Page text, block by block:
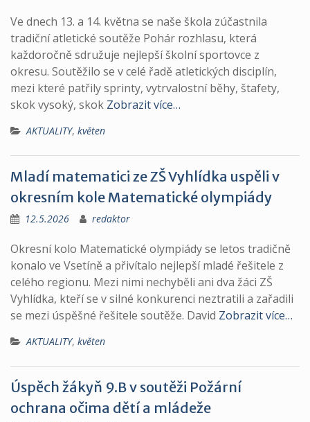
Ve dnech 13. a 14. května se naše škola zúčastnila
tradiční atletické soutěže Pohár rozhlasu, která
každoročně sdružuje nejlepší školní sportovce z
okresu. Soutěžilo se v celé řadě atletických disciplín,
mezi které patřily sprinty, vytrvalostní běhy, štafety,
skok vysoký, skok Zobrazit více…
AKTUALITY, květen
Mladí matematici ze ZŠ Vyhlídka uspěli v
okresním kole Matematické olympiády
12.5.2026 redaktor
Okresní kolo Matematické olympiády se letos tradičně
konalo ve Vsetíně a přivítalo nejlepší mladé řešitele z
celého regionu. Mezi nimi nechyběli ani dva žáci ZŠ
Vyhlídka, kteří se v silné konkurenci neztratili a zařadili
se mezi úspěšné řešitele soutěže. David Zobrazit více…
AKTUALITY, květen
Úspěch žákyň 9.B v soutěži Požární
ochrana očima dětí a mládeže